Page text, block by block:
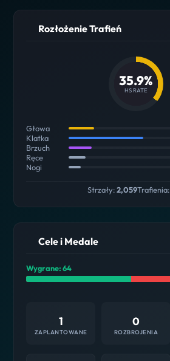
Rozłożenie Trafień
35.9%
HS RATE
Głowa
Klatka
Brzuch
Ręce
Nogi
Strzały:2,059Trafienia:
Cele i Medale
Wygrane: 64
1
ZAPLANTOWANE
0
ROZBROJENIA